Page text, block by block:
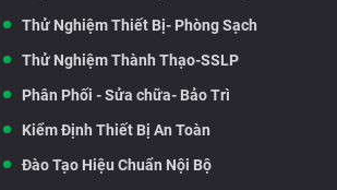
Thử Nghiệm Thiết Bị- Phòng Sạch
Thử Nghiệm Thành Thạo-SSLP
Phân Phối - Sửa chữa- Bảo Trì
Kiểm Định Thiết Bị An Toàn
Đào Tạo Hiệu Chuẩn Nội Bộ